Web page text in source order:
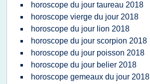
horoscope du jour taureau 2018
horoscope vierge du jour 2018
horoscope du jour lion 2018
horoscope du jour scorpion 2018
horoscope du jour poisson 2018
horoscope du jour belier 2018
horoscope gemeaux du jour 2018